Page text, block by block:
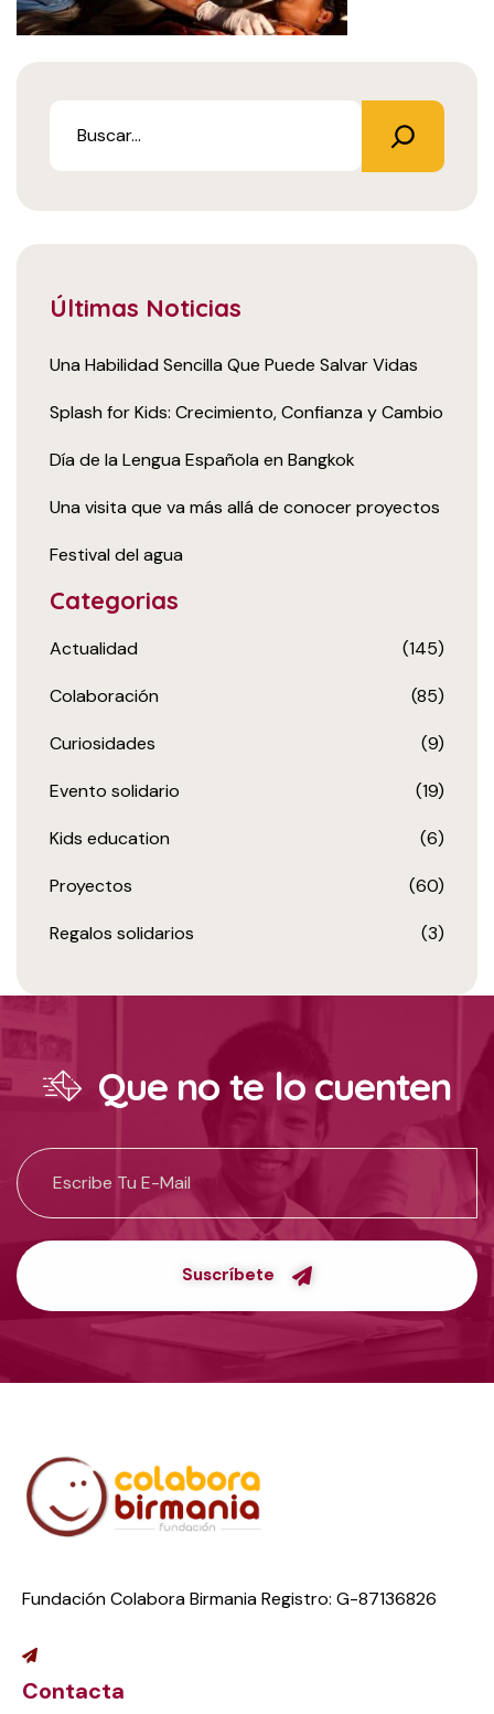
Últimas Noticias
Una Habilidad Sencilla Que Puede Salvar Vidas
Splash for Kids: Crecimiento, Confianza y Cambio
Día de la Lengua Española en Bangkok
Una visita que va más allá de conocer proyectos
Festival del agua
Categorias
Actualidad (145)
Colaboración (85)
Curiosidades (9)
Evento solidario (19)
Kids education (6)
Proyectos (60)
Regalos solidarios (3)
Que no te lo cuenten
Suscríbete
Fundación Colabora Birmania Registro: G-87136826
Contacta